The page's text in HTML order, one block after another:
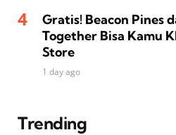
Gratis! Beacon Pines
Together Bisa Kamu
Store
1 day ago
Trending